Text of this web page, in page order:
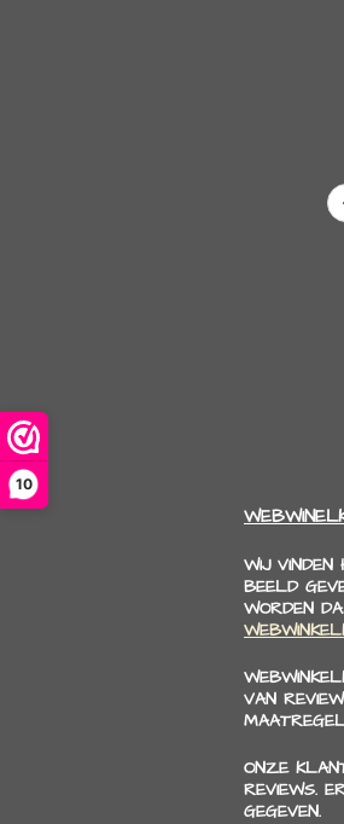
10
WIJ VINDEN
BEELD
WORDEN
VAN
ONZE
REVIEWS.
GEGEVEN.